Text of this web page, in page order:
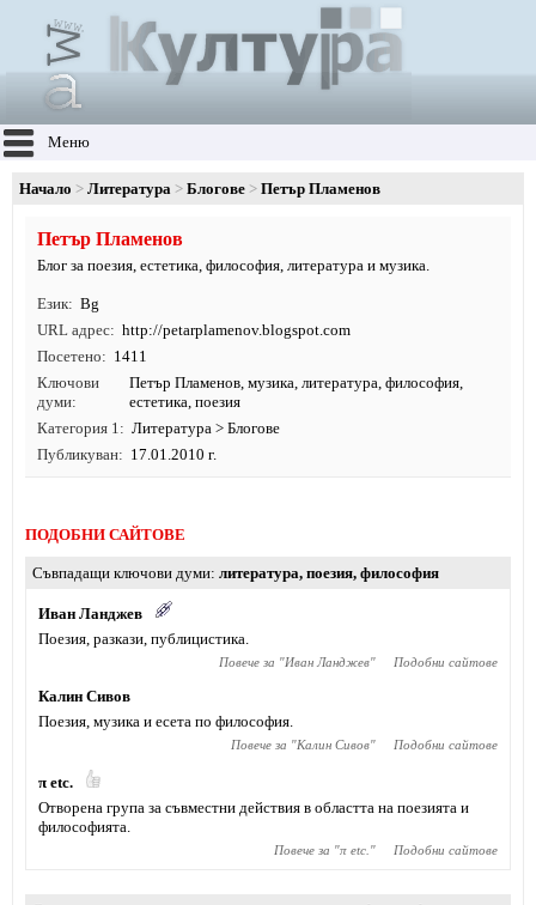
Меню
Начало Литература Блогове Петър Пламенов
Петър Пламенов
Блог за поезия, естетика, философия, литература и музика.
Език
Bg
URL адрес
http://petarplamenov.blogspot.com
Посетено
1411
Ключови
думи
Петър Пламенов,музика,литература,философия,
естетика,поезия
Категория 1
Литература > Блогове
Публикуван
17.01.2010 г.
ПОДОБНИ САЙТОВЕ
Съвпадащи ключови думи литература, поезия, философия
Иван Ланджев
Поезия, разкази, публицистика.
Повече за "Иван Ланджев" Подобни сайтове
Калин Сивов
Поезия, музика и есета по философия.
Повече за "Калин Сивов" Подобни сайтове
π etc.
Отворена група за съвместни действия в областта на поезията и
философията.
Повече за "π etc. " Подобни сайтове